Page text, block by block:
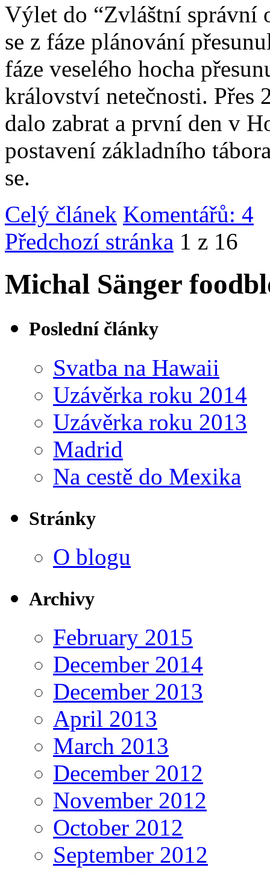
Výlet do “Zvláštní správní
se z fáze plánování
fáze veselého hocha
království netečnosti. Přes
dalo zabrat a první den v
postavení základního
se.
Celý článek Komentářů: 4
Předchozí stránka 1 z 16
Michal Sänger
Poslední články
Svatba na Hawaii
Uzávěrka roku 2014
Uzávěrka roku 2013
Madrid
Na cestě do Mexika
Stránky
O blogu
Archivy
February 2015
December 2014
December 2013
April 2013
March 2013
December 2012
November 2012
October 2012
September 2012